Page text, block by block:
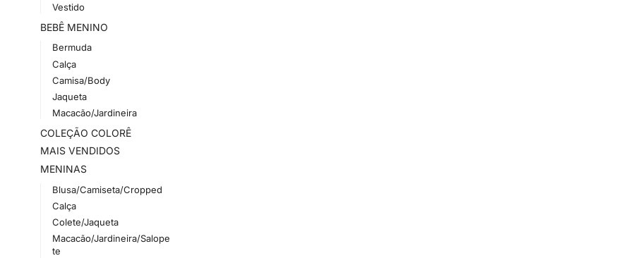
Vestido
BEBÊ MENINO
Bermuda
Calça
Camisa/Body
Jaqueta
Macacão/Jardineira
COLEÇÃO COLORÊ
MAIS VENDIDOS
MENINAS
Blusa/Camiseta/Cropped
Calça
Colete/Jaqueta
Macacão/Jardineira/Salope
te